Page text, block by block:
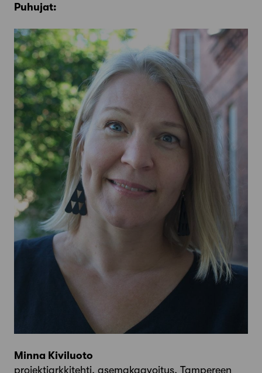
Puhujat:
Minna Kiviluoto
projektiarkkitehti, asemakaavoitus, Tampereen